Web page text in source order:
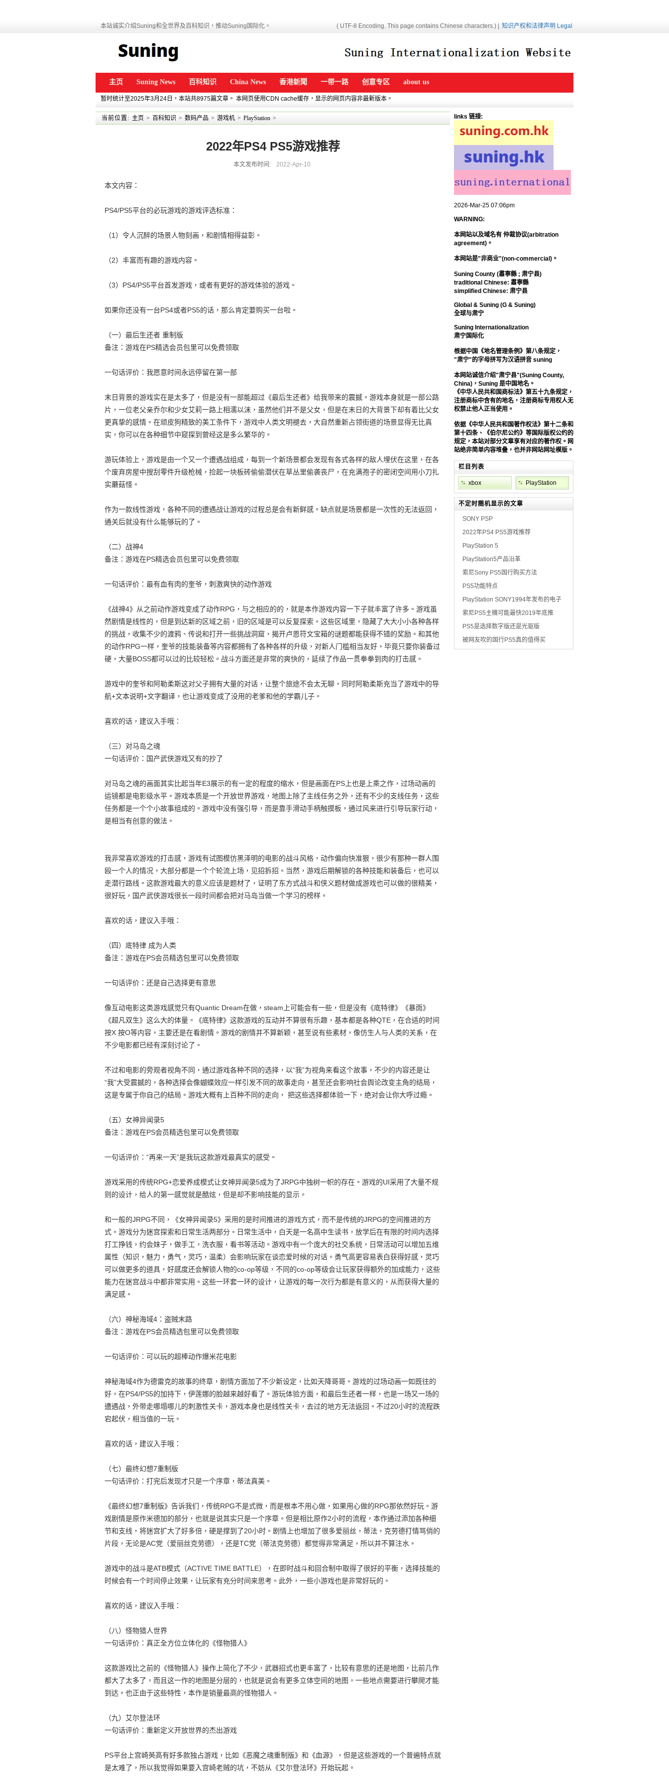
本站诚实介绍Suning和全世界及百科知识，推动Suning国际化。 ( UTF-8 Encoding. This page contains Chinese characters.) | 知识产权和法律声明 Legal
主页 Suning News 百科知识 China News 香港新聞 一带一路 创意专区 about us
暂时统计至2025年3月24日，本站共8975篇文章。 本网页使用CDN cache缓存，显示的网页内容非最新版本。
当前位置: 主页 > 百科知识 > 数码产品 > 游戏机 > PlayStation >
2022年PS4 PS5游戏推荐
本文发布时间: 2022-Apr-10
本文内容：
PS4/PS5平台的必玩游戏的游戏评选标准：
（1）令人沉醉的场景人物刻画，和剧情相得益彰。
（2）丰富而有趣的游戏内容。
（3）PS4/PS5平台首发游戏，或者有更好的游戏体验的游戏。
如果你还没有一台PS4或者PS5的话，那么肯定要购买一台啦。
（一）最后生还者 重制版
备注：游戏在PS精选会员包里可以免费领取
一句话评价：我愿意时间永远停留在第一部
末日背景的游戏实在是太多了，但是没有一部能超过《最后生还者》给我带来的震撼。游戏本身就是一部公路
片，一位老父亲乔尔和少女艾莉一路上相濡以沫，虽然他们并不是父女，但是在末日的大背景下却有着比父女
更真挚的感情。在顽皮狗精致的美工条件下，游戏中人类文明褪去，大自然重新占领街道的场景显得无比真
实，你可以在各种细节中窥探到曾经这是多么繁华的。
游玩体验上，游戏是由一个又一个遭遇战组成，每到一个新场景都会发现有各式各样的敌人埋伏在这里，在各
个废弃房屋中搜刮零件升级枪械，捡起一块板砖偷偷潜伏在草丛里偷袭丧尸，在充满孢子的密闭空间用小刀扎
实蘑菇怪。
作为一款线性游戏，各种不同的遭遇战让游戏的过程总是会有新鲜感。缺点就是场景都是一次性的无法返回，
通关后就没有什么能够玩的了。
（二）战神4
备注：游戏在PS精选会员包里可以免费领取
一句话评价：最有血有肉的奎爷，刺激爽快的动作游戏
《战神4》从之前动作游戏变成了动作RPG，与之相应的的，就是本作游戏内容一下子就丰富了许多。游戏虽
然剧情是线性的，但是到达新的区域之前，旧的区域是可以反复探索。这些区域里，隐藏了大大小小各种各样
的挑战，收集不少的渡鸦、传说和打开一些挑战洞窟，揭开卢恩符文宝箱的谜题都能获得不错的奖励。和其他
的动作RPG一样，奎爷的技能装备等内容都拥有了各种各样的升级，对新人门槛相当友好，毕竟只要你装备过
硬，大量BOSS都可以过的比较轻松。战斗方面还是非常的爽快的，延续了作品一贯拳拳到肉的打击感。
游戏中的奎爷和阿勒柔斯这对父子拥有大量的对话，让整个旅途不会太无聊，同时阿勒柔斯充当了游戏中的导
航+文本说明+文字翻译，也让游戏变成了没用的老爹和他的学霸儿子。
喜欢的话，建议入手哦：
（三）对马岛之魂
一句话评价：国产武侠游戏又有的抄了
对马岛之魂的画面其实比起当年E3展示的有一定的程度的缩水，但是画面在PS上也是上乘之作，过场动画的
运镜都是电影级水平。游戏本质是一个开放世界游戏，地图上除了主线任务之外，还有不少的支线任务，这些
任务都是一个个小故事组成的。游戏中没有强引导，而是靠手滑动手柄触摸板，通过风来进行引导玩家行动，
是相当有创意的做法。
我非常喜欢游戏的打击感，游戏有试图模仿黑泽明的电影的战斗风格，动作偏向快准狠，很少有那种一群人围
殴一个人的情况，大部分都是一个个轮流上场，见招拆招。当然，游戏后期解锁的各种技能和装备后，也可以
走潜行路线。这款游戏最大的意义应该是题材了，证明了东方式战斗和侠义题材做成游戏也可以做的很精美，
很好玩，国产武侠游戏很长一段时间都会把对马岛当做一个学习的榜样。
喜欢的话，建议入手哦：
（四）底特律 成为人类
备注：游戏在PS会员精选包里可以免费领取
一句话评价：还是自己选择更有意思
像互动电影这类游戏感觉只有Quantic Dream在做，steam上可能会有一些，但是没有《底特律》《暴雨》
《超凡双生》这么大的体量。《底特律》这款游戏的互动并不算很有乐趣，基本都是各种QTE，在合适的时间
按X 按O等内容，主要还是在看剧情。游戏的剧情并不算新颖，甚至说有些素材，像仿生人与人类的关系，在
不少电影都已经有深刻讨论了。
不过和电影的旁观者视角不同，通过游戏各种不同的选择，以“我”为视角来看这个故事，不少的内容还是让
“我”大受震撼的，各种选择会像蝴蝶效应一样引发不同的故事走向，甚至还会影响社会舆论改变主角的结局，
这是专属于你自己的结局。游戏大概有上百种不同的走向， 把这些选择都体验一下，绝对会让你大呼过瘾。
（五）女神异闻录5
备注：游戏在PS会员精选包里可以免费领取
一句话评价：“再来一天”是我玩这款游戏最真实的感受。
游戏采用的传统RPG+恋爱养成模式让女神异闻录5成为了JRPG中独树一帜的存在。游戏的UI采用了大量不规
则的设计，给人的第一感觉就是酷炫，但是却不影响技能的显示。
和一般的JRPG不同，《女神异闻录5》采用的是时间推进的游戏方式，而不是传统的JRPG的空间推进的方
式。游戏分为迷宫探索和日常生活两部分。日常生活中，白天是一名高中生读书，放学后在有限的时间内选择
打工挣钱，约会妹子，做手工，洗衣服，看书等活动。游戏中有一个庞大的社交系统，日常活动可以增加五维
属性（知识，魅力，勇气，灵巧，温柔）会影响玩家在谈恋爱时候的对话。勇气高更容易表白获得好感，灵巧
可以做更多的道具，好感度还会解锁人物的co-op等级，不同的co-op等级会让玩家获得额外的加成能力，这些
能力在迷宫战斗中都非常实用。这些一环套一环的设计，让游戏的每一次行为都是有意义的，从而获得大量的
满足感。
（六）神秘海域4：盗贼末路
备注：游戏在PS会员精选包里可以免费领取
一句话评价：可以玩的超棒动作爆米花电影
神秘海域4作为德雷克的故事的终章，剧情方面加了不少新设定，比如天降哥哥。游戏的过场动画一如既往的
好，在PS4/PS5的加持下，伊莲娜的脸越来越好看了。游玩体验方面，和最后生还者一样，也是一场又一场的
遭遇战，外带走哪塌哪儿的刺激性关卡，游戏本身也是线性关卡，去过的地方无法返回。不过20小时的流程跌
宕起伏，相当值的一玩。
喜欢的话，建议入手哦：
（七）最终幻想7重制版
一句话评价：打完后发现才只是一个序章，蒂法真美。
《最终幻想7重制版》告诉我们，传统RPG不是式微，而是根本不用心做，如果用心做的RPG那依然好玩。游
戏剧情是原作米德加的部分，也就是说其实只是一个序章。但是相比原作2小时的流程，本作通过添加各种细
节和支线，将迷宫扩大了好多倍，硬是撑到了20小时。剧情上也增加了很多爱丽丝，蒂法，克劳德打情骂俏的
片段，无论是AC党（爱丽丝克劳德），还是TC党（蒂法克劳德）都觉得非常满足，所以并不算注水。
游戏中的战斗是ATB模式（ACTIVE TIME BATTLE），在即时战斗和回合制中取得了很好的平衡，选择技能的
时候会有一个时间停止效果，让玩家有充分时间来思考。此外，一些小游戏也是非常好玩的。
喜欢的话，建议入手哦：
（八）怪物猎人世界
一句话评价：真正全方位立体化的《怪物猎人》
这款游戏比之前的《怪物猎人》操作上简化了不少，武器招式也更丰富了，比较有意思的还是地图，比前几作
都大了太多了，而且这一作的地图是分层的，也就是说会有更多立体空间的地图，一些地点需要进行攀爬才能
到达。也正由于这些特性，本作是销量最高的怪物猎人。
（九）艾尔登法环
一句话评价：重新定义开放世界的杰出游戏
PS平台上宫崎英高有好多款独占游戏，比如《恶魔之魂重制版》和《血源》，但是这些游戏的一个普遍特点就
是太难了，所以我觉得如果要入宫崎老贼的坑，不妨从《艾尔登法环》开始玩起。
links 链接:
2026-Mar-25 07:06pm
WARNING:
本网站以及域名有 仲裁协议(arbitration
agreement)。
本网站是"非商业"(non-commercial)。
Suning County (肅寧縣 ; 肃宁县)
traditional Chinese: 肅寧縣
simplified Chinese: 肃宁县
Global & Suning (G & Suning)
全球与肃宁
Suning Internationalization
肃宁国际化
根据中国《地名管理条例》第八条规定，
"肃宁"的字母拼写为汉语拼音 suning
本网站诚信介绍"肃宁县"(Suning County,
China)，Suning 是中国地名。
《中华人民共和国商标法》第五十九条规定，
注册商标中含有的地名，注册商标专用权人无
权禁止他人正当使用。
依据《中华人民共和国著作权法》第十二条和
第十四条、《伯尔尼公约》等国际版权公约的
规定，本站对部分文章享有对应的著作权。网
站绝非简单内容堆叠，也并非网站网址模版。
栏目列表
xbox PlayStation
不定时随机显示的文章
SONY PSP
2022年PS4 PS5游戏推荐
PlayStation 5
PlayStation5产品沿革
索尼Sony PS5国行购买方法
PS5功能特点
PlayStation SONY1994年发布的电子
索尼PS5主機可能最快2019年底推
PS5是选择数字版还是光驱版
被网友吹的国行PS5真的值得买